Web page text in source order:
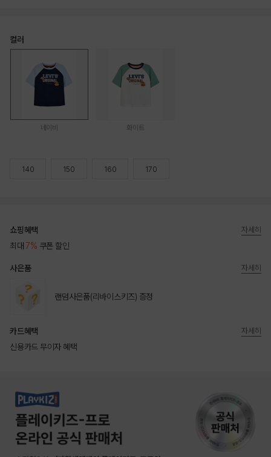
컬러
네이비 화이트
140 150 160 170
쇼핑혜택
최대 7% 쿠폰 할인
자세히
사은품
랜덤사은품(리바이스키즈) 증정
자세히
카드혜택
신용카드 무이자 혜택
자세히